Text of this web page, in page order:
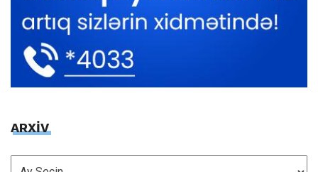
ARXİV
ARXİV